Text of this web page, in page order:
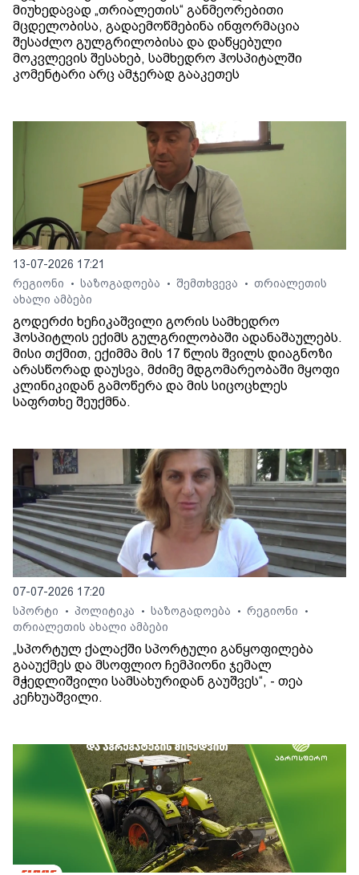
მიუხედავად „თრიალეთის“ განმეორებითი
მცდელობისა, გადაემოწმებინა ინფორმაცია
შესაძლო გულგრილობისა და დაწყებული
მოკვლევის შესახებ, სამხედრო ჰოსპიტალში
კომენტარი არც ამჯერად გააკეთეს
13-07-2026 17:21
რეგიონი
• საზოგადოება • შემთხვევა • თრიალეთის
ახალი ამბები
გოდერძი ხეჩიკაშვილი გორის სამხედრო
ჰოსპიტლის ექიმს გულგრილობაში ადანაშაულებს.
მისი თქმით, ექიმმა მის 17 წლის შვილს დიაგნოზი
არასწორად დაუსვა, მძიმე მდგომარეობაში მყოფი
კლინიკიდან გამოწერა და მის სიცოცხლეს
საფრთხე შეუქმნა.
07-07-2026 17:20
სპორტი
• პოლიტიკა • საზოგადოება • რეგიონი •
თრიალეთის ახალი ამბები
„სპორტულ ქალაქში სპორტული განყოფილება
გააუქმეს და მსოფლიო ჩემპიონი ჯემალ
მჭედლიშვილი სამსახურიდან გაუშვეს“, - თეა
კეჩხუაშვილი.